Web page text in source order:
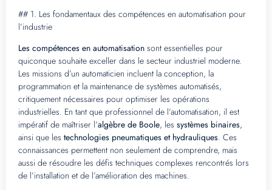
## 1. Les fondamentaux des compétences en automatisation pour
l’industrie
Les compétences en automatisation sont essentielles pour
quiconque souhaite exceller dans le secteur industriel moderne.
Les missions d’un automaticien incluent la conception, la
programmation et la maintenance de systèmes automatisés,
critiquement nécessaires pour optimiser les opérations
industrielles. En tant que professionnel de l’automatisation, il est
impératif de maîtriser l’algèbre de Boole, les systèmes binaires,
ainsi que les technologies pneumatiques et hydrauliques. Ces
connaissances permettent non seulement de comprendre, mais
aussi de résoudre les défis techniques complexes rencontrés lors
de l’installation et de l’amélioration des machines.